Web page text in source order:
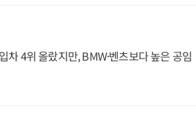
차 4위 올랐지만, BMW·벤츠보다 높은 공임